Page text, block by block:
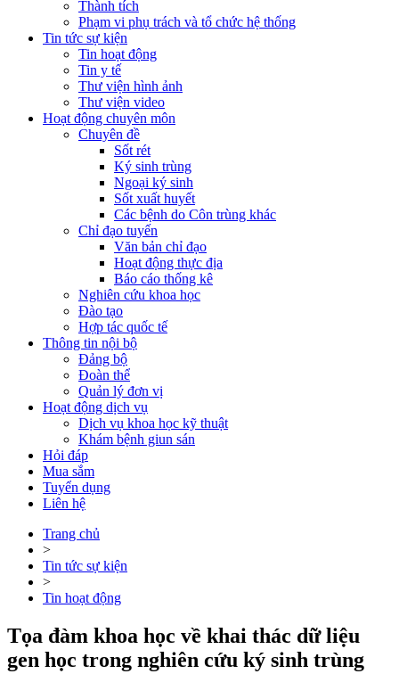
Thành tích
Phạm vi phụ trách và tổ chức hệ thống
Tin tức sự kiện
Tin hoạt động
Tin y tế
Thư viện hình ảnh
Thư viện video
Hoạt động chuyên môn
Chuyên đề
Sốt rét
Ký sinh trùng
Ngoại ký sinh
Sốt xuất huyết
Các bệnh do Côn trùng khác
Chỉ đạo tuyến
Văn bản chỉ đạo
Hoạt động thực địa
Báo cáo thống kê
Nghiên cứu khoa học
Đào tạo
Hợp tác quốc tế
Thông tin nội bộ
Đảng bộ
Đoàn thể
Quản lý đơn vị
Hoạt động dịch vụ
Dịch vụ khoa học kỹ thuật
Khám bệnh giun sán
Hỏi đáp
Mua sắm
Tuyển dụng
Liên hệ
Trang chủ
>
Tin tức sự kiện
>
Tin hoạt động
Tọa đàm khoa học về khai thác dữ liệu
gen học trong nghiên cứu ký sinh trùng